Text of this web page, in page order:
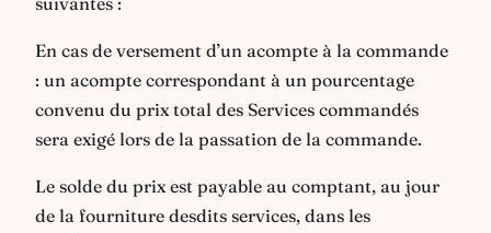
En cas de versement d’un acompte à la commande
: un acompte correspondant à un pourcentage
convenu du prix total des Services commandés
sera exigé lors de la passation de la commande.
Le solde du prix est payable au comptant, au jour
de la fourniture desdits services, dans les